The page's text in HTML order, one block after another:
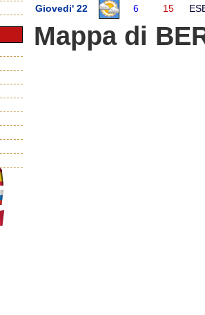
Giovedi' 22
6 15
Mappa di